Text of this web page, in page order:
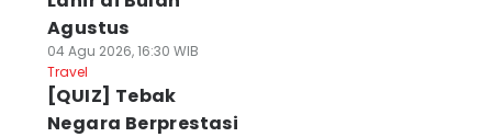
Agustus
04 Agu 2026, 16:30 WIB
Travel
[QUIZ] Tebak
Negara Berprestasi